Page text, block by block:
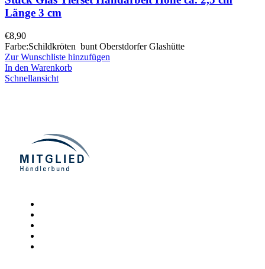
Länge 3 cm
€8,90
Farbe:Schildkröten bunt Oberstdorfer Glashütte
Zur Wunschliste hinzufügen
In den Warenkorb
Schnellansicht